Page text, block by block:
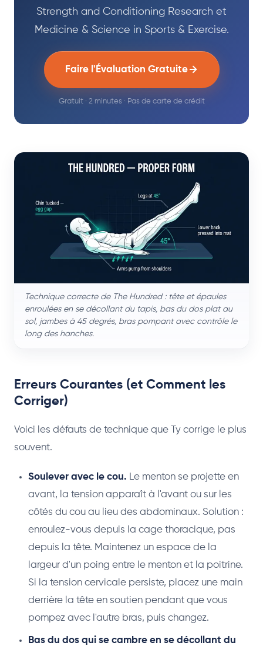
Strength and Conditioning Research et
Medicine & Science in Sports & Exercise.
Faire l'Évaluation Gratuite
Gratuit · 2 minutes · Pas de carte de crédit
Technique correcte de The Hundred : tête et épaules
enroulées en se décollant du tapis, bas du dos plat au
sol, jambes à 45 degrés, bras pompant avec contrôle le
long des hanches.
Erreurs Courantes (et Comment les
Corriger)
Voici les défauts de technique que Ty corrige le plus
souvent.
Soulever avec le cou. Le menton se projette en
avant, la tension apparaît à l'avant ou sur les
côtés du cou au lieu des abdominaux. Solution :
enroulez-vous depuis la cage thoracique, pas
depuis la tête. Maintenez un espace de la
largeur d'un poing entre le menton et la poitrine.
Si la tension cervicale persiste, placez une main
derrière la tête en soutien pendant que vous
pompez avec l'autre bras, puis changez.
Bas du dos qui se cambre en se décollant du